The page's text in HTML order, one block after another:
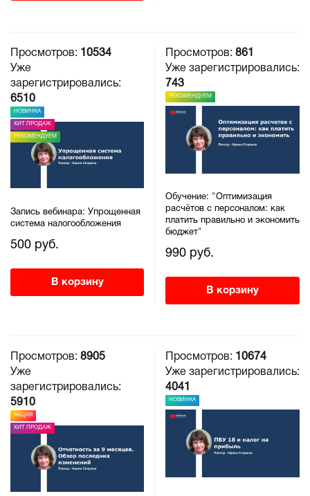
Просмотров:
10534
Уже
зарегистрировались:
6510
НОВИНКА
ХИТ ПРОДАЖ
РЕКОМЕНДУЕМ
Запись вебинара: Упрощенная
система налогообложения
500 руб.
В корзину
Просмотров: 861
Уже зарегистрировались:
743
РЕКОМЕНДУЕМ
Обучение: "Оптимизация
расчётов с персоналом: как
платить правильно и экономить
бюджет"
990 руб.
В корзину
Просмотров: 8905
Уже
зарегистрировались:
5910
АКЦИЯ
ХИТ ПРОДАЖ
Просмотров:
10674
Уже зарегистрировались:
4041
НОВИНКА